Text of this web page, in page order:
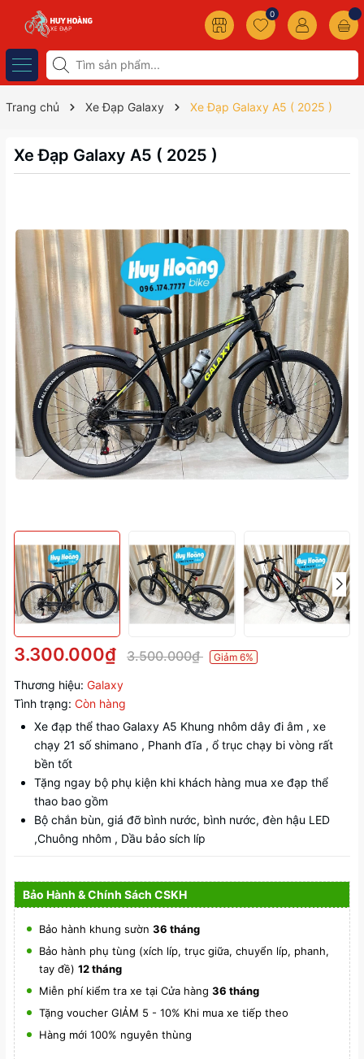
0
Trang chủ Xe Đạp Galaxy Xe Đạp Galaxy A5 ( 2025 )
Xe Đạp Galaxy A5 ( 2025 )
3.300.000₫ 3.500.000₫ Giảm 6%
Thương hiệu: Galaxy
Tình trạng: Còn hàng
Xe đạp thể thao Galaxy A5 Khung nhôm dây đi âm , xe
chạy 21 số shimano , Phanh đĩa , ổ trục chạy bi vòng rất
bền tốt
Tặng ngay bộ phụ kiện khi khách hàng mua xe đạp thể
thao bao gồm
Bộ chắn bùn, giá đỡ bình nước, bình nước, đèn hậu LED
,Chuông nhôm , Dầu bảo sích líp
Bảo Hành & Chính Sách CSKH
Bảo hành khung sườn 36 tháng
Bảo hành phụ tùng (xích líp, trục giữa, chuyển líp, phanh,
tay đề) 12 tháng
Miễn phí kiểm tra xe tại Cửa hàng 36 tháng
Tặng voucher GIẢM 5 - 10% Khi mua xe tiếp theo
Hàng mới 100% nguyên thùng